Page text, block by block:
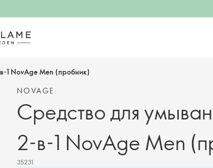
1 NovAge Men (пробник)
NOVAGE
Средство для
2-в-1 NovAge Men
35231